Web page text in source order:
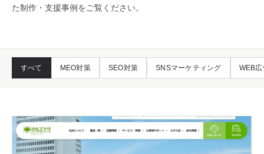
た制作・支援事例をご覧ください。
すべて MEO対策 SEO対策 SNSマーケティング WEB広